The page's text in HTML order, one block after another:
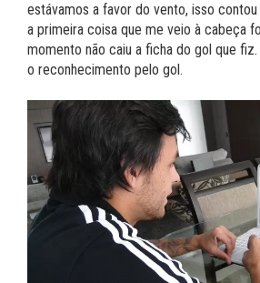
estávamos a favor do vento, isso
a primeira coisa que me veio à cabeça
momento não caiu a ficha do gol que
o reconhecimento pelo gol.